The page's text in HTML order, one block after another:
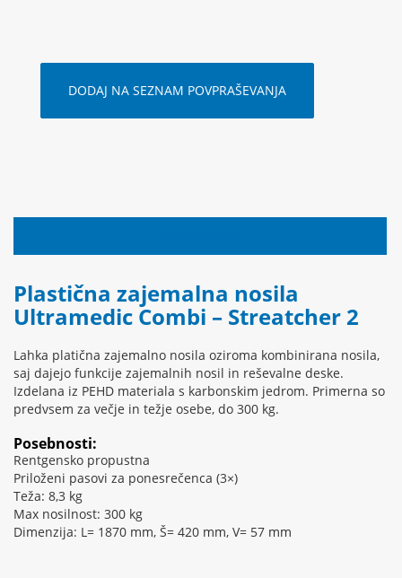
DODAJ NA SEZNAM POVPRAŠEVANJA
Plastična zajemalna nosila
Ultramedic Combi – Streatcher 2
Lahka platična zajemalno nosila oziroma kombinirana nosila,
saj dajejo funkcije zajemalnih nosil in reševalne deske.
Izdelana iz PEHD materiala s karbonskim jedrom. Primerna so
predvsem za večje in težje osebe, do 300 kg.
Posebnosti:
Rentgensko propustna
Priloženi pasovi za ponesrečenca (3×)
Teža: 8,3 kg
Max nosilnost: 300 kg
Dimenzija: L= 1870 mm, Š= 420 mm, V= 57 mm